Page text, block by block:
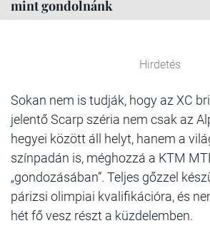
mint gondolnánk
Hirdetés
Sokan nem is tudják, hogy az XC
jelentő Scarp széria nem csak az
hegyei között áll helyt, hanem a
színpadán is, méghozzá a KTM
„gondozásában”. Teljes gőzzel
párizsi olimpiai kvalifikációra, és
hét fő vesz részt a küzdelemben.